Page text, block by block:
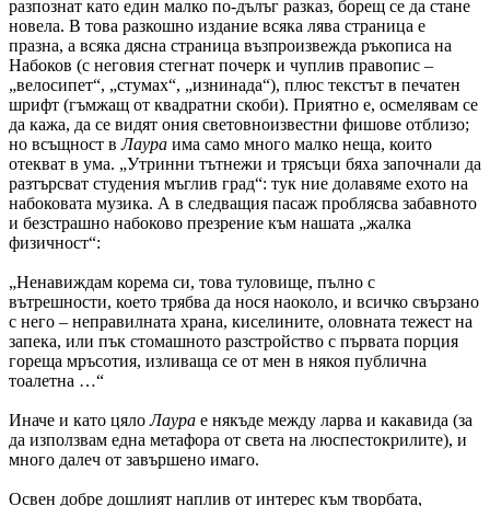
разпознат като един малко по-дълъг разказ, борещ се да стане
новела. В това разкошно издание всяка лява страница е
празна, а всяка дясна страница възпроизвежда ръкописа на
Набоков (с неговия стегнат почерк и чуплив правопис –
„велосипет“, „стумах“, „изнинада“), плюс текстът в печатен
шрифт (гъмжащ от квадратни скоби). Приятно е, осмелявам се
да кажа, да се видят ония световноизвестни фишове отблизо;
но всъщност вЛаура има само много малко неща, които
отекват в ума. „Утринни тътнежи и трясъци бяха започнали да
разтърсват студения мъглив град“: тук ние долавяме ехото на
набоковата музика. А в следващия пасаж проблясва забавното
и безстрашно набоково презрение към нашата „жалка
физичност“:
„Ненавиждам корема си, това туловище, пълно с
вътрешности, което трябва да нося наоколо, и всичко свързано
с него – неправилната храна, киселините, оловната тежест на
запека, или пък стомашното разстройство с първата порция
гореща мръсотия, изливаща се от мен в някоя публична
тоалетна …“
Иначе и като цялоЛаура е някъде между ларва и какавида (за
да използвам една метафора от света на люспестокрилите), и
много далеч от завършено имаго.
Освен добре дошлият наплив от интерес към творбата,